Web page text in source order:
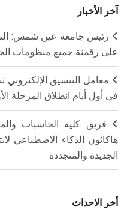
آخر الأخبار
رئيس جامعة عين شمس:
على رقمنة جميع منظومات
في أول أيام انطلاق المرحلة
فريق كلية الحاسبات
هاكاثون الذكاء الاصطناعي
الجديدة والمتجددة
أخر الاحداث